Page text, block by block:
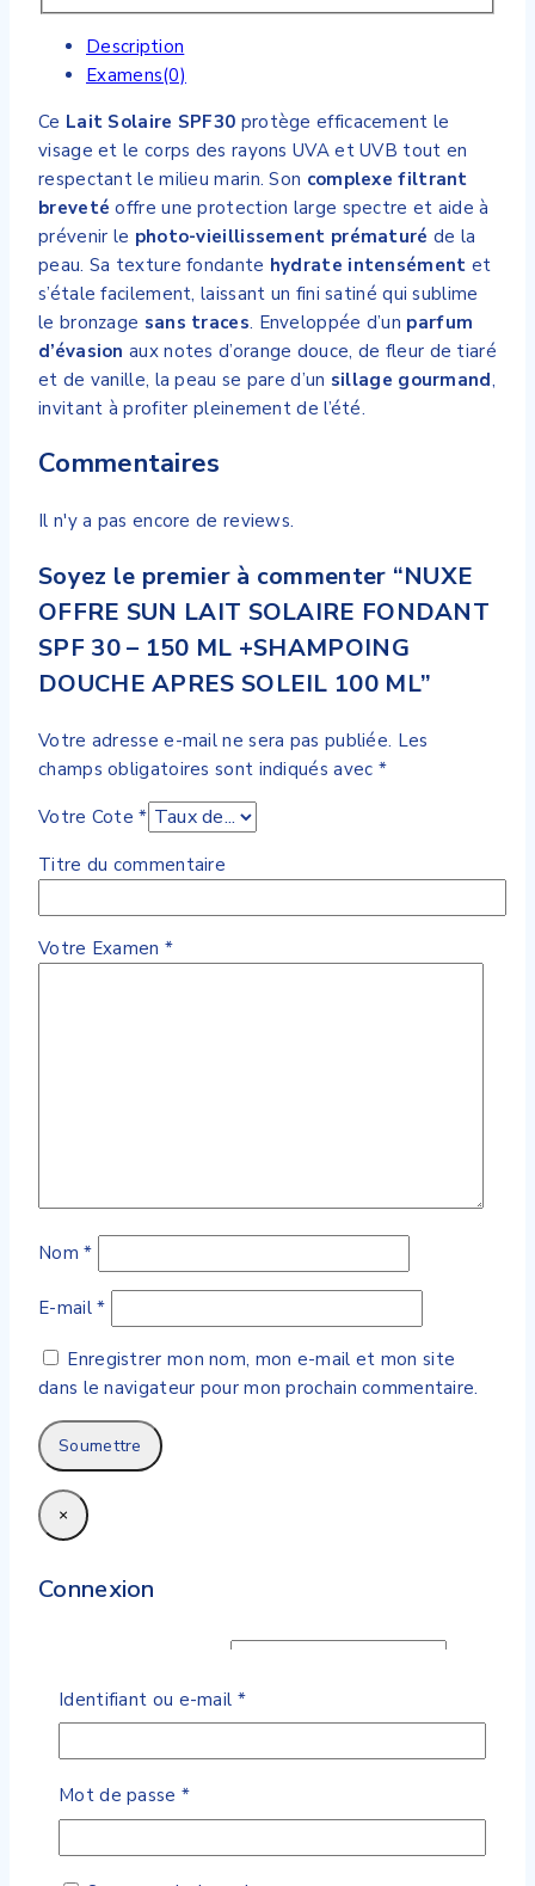
Description
Examens(0)
Ce Lait Solaire SPF30 protège efficacement le
visage et le corps des rayons UVA et UVB tout en
respectant le milieu marin. Son complexe filtrant
breveté offre une protection large spectre et aide à
prévenir le photo-vieillissement prématuré de la
peau. Sa texture fondante hydrate intensément et
s’étale facilement, laissant un fini satiné qui sublime
le bronzage sans traces. Enveloppée d’un parfum
d’évasion aux notes d’orange douce, de fleur de tiaré
et de vanille, la peau se pare d’un sillage gourmand,
invitant à profiter pleinement de l’été.
Commentaires
Il n'y a pas encore de reviews.
Soyez le premier à commenter “NUXE
OFFRE SUN LAIT SOLAIRE FONDANT
SPF 30 – 150 ML +SHAMPOING
DOUCHE APRES SOLEIL 100 ML”
Votre adresse e-mail ne sera pas publiée. Les
champs obligatoires sont indiqués avec *
Votre Cote*
Titre du commentaire
Votre Examen *
Nom*
E-mail*
Enregistrer mon nom, mon e-mail et mon site
dans le navigateur pour mon prochain commentaire.
×
Connexion
Obligatoire
Mot de passe*Obligatoire
Identifiant ou e-mail *Obligatoire
Mot de passe *Obligatoire